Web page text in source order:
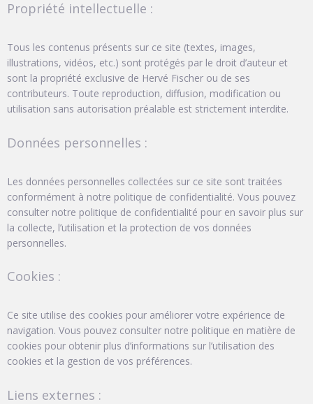
Propriété intellectuelle :
Tous les contenus présents sur ce site (textes, images,
illustrations, vidéos, etc.) sont protégés par le droit d’auteur et
sont la propriété exclusive de Hervé Fischer ou de ses
contributeurs. Toute reproduction, diffusion, modification ou
utilisation sans autorisation préalable est strictement interdite.
Données personnelles :
Les données personnelles collectées sur ce site sont traitées
conformément à notre politique de confidentialité. Vous pouvez
consulter notre politique de confidentialité pour en savoir plus sur
la collecte, l’utilisation et la protection de vos données
personnelles.
Cookies :
Ce site utilise des cookies pour améliorer votre expérience de
navigation. Vous pouvez consulter notre politique en matière de
cookies pour obtenir plus d’informations sur l’utilisation des
cookies et la gestion de vos préférences.
Liens externes :